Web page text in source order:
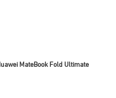
MateBook Fold Ultimate